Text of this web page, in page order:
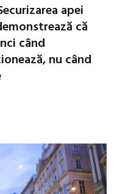
apei
că
când
nu când